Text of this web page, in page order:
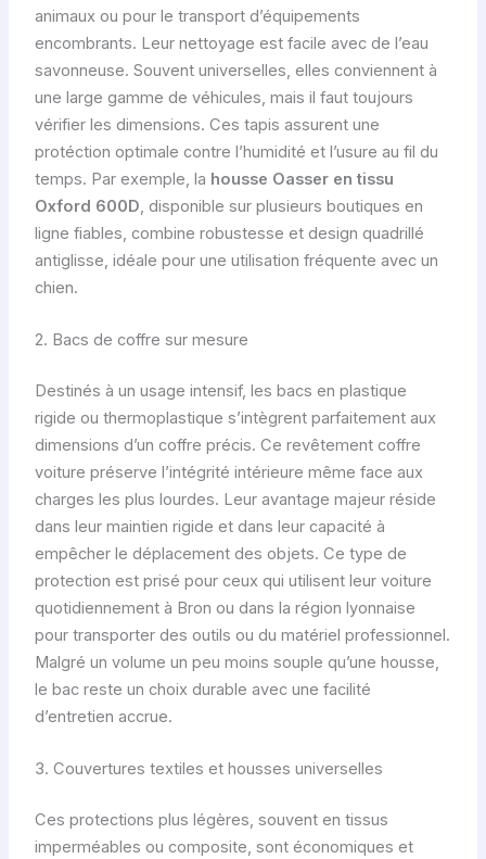
animaux ou pour le transport d’équipements
encombrants. Leur nettoyage est facile avec de l’eau
savonneuse. Souvent universelles, elles conviennent à
une large gamme de véhicules, mais il faut toujours
vérifier les dimensions. Ces tapis assurent une
protéction optimale contre l’humidité et l’usure au fil du
temps. Par exemple, la housse Oasser en tissu
Oxford 600D, disponible sur plusieurs boutiques en
ligne fiables, combine robustesse et design quadrillé
antiglisse, idéale pour une utilisation fréquente avec un
chien.
2. Bacs de coffre sur mesure
Destinés à un usage intensif, les bacs en plastique
rigide ou thermoplastique s’intègrent parfaitement aux
dimensions d’un coffre précis. Ce revêtement coffre
voiture préserve l’intégrité intérieure même face aux
charges les plus lourdes. Leur avantage majeur réside
dans leur maintien rigide et dans leur capacité à
empêcher le déplacement des objets. Ce type de
protection est prisé pour ceux qui utilisent leur voiture
quotidiennement à Bron ou dans la région lyonnaise
pour transporter des outils ou du matériel professionnel.
Malgré un volume un peu moins souple qu’une housse,
le bac reste un choix durable avec une facilité
d’entretien accrue.
3. Couvertures textiles et housses universelles
Ces protections plus légères, souvent en tissus
imperméables ou composite, sont économiques et